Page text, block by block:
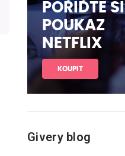
POŘIĎTE SI
POUKAZ
NETFLIX
KOUPIT
Givery blog